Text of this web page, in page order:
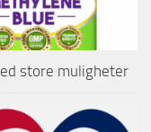
store muligheter